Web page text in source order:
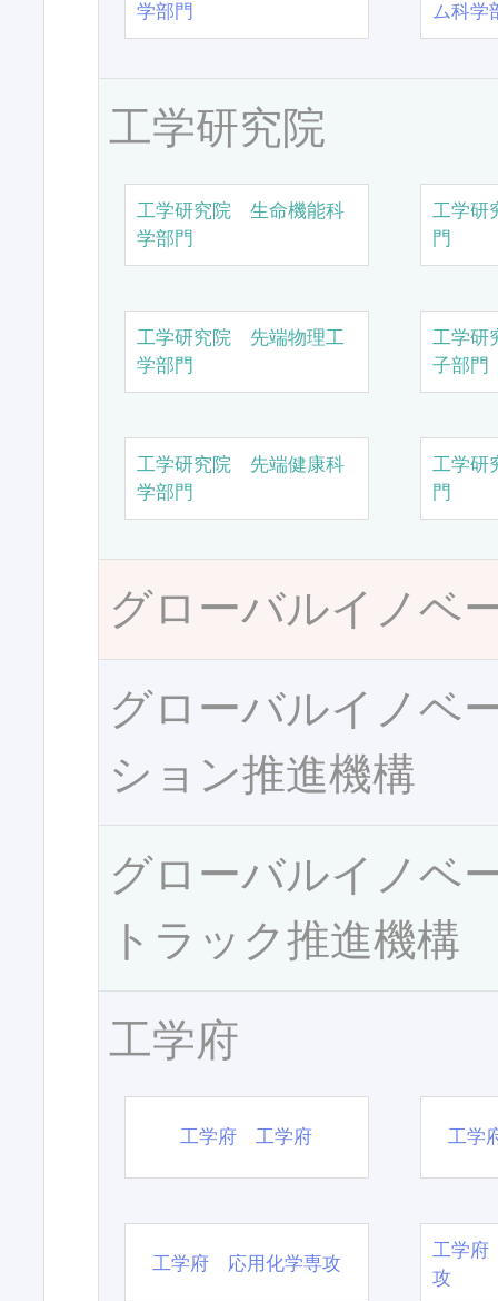
学部門
ム科学
工学研究院
工学研究院 生命機能科
学部門
工学研
門
工学研究院 先端物理工
学部門
工学研
子部門
工学研究院 先端健康科
学部門
工学研
門
グローバルイノベ
グローバルイノベ
ション推進機構
グローバルイノベ
トラック推進機構
工学府
工学府 工学府 工学
工学府 応用化学専攻
工学府
攻